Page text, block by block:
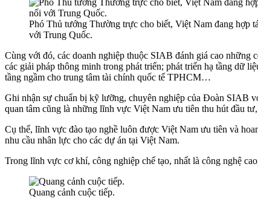
Phó Thủ tướng Thường trực cho biết, Việt Nam đang hợp
với Trung Quốc.
Cùng với đó, các doanh nghiệp thuộc SIAB đánh giá cao
các giải pháp thông minh trong phát triển; phát triển hạ tầng dữ
tầng ngầm cho trung tâm tài chính quốc tế TPHCM…
Ghi nhận sự chuẩn bị kỹ lưỡng, chuyên nghiệp của Đoàn SIAB
quan tâm cũng là những lĩnh vực Việt Nam ưu tiên thu hút đầu
Cụ thể, lĩnh vực đào tạo nghề luôn được Việt Nam ưu tiên và
nhu cầu nhân lực cho các dự án tại Việt Nam.
Trong lĩnh vực cơ khí, công nghiệp chế tạo, nhất là công nghệ
Quang cảnh cuộc tiếp.